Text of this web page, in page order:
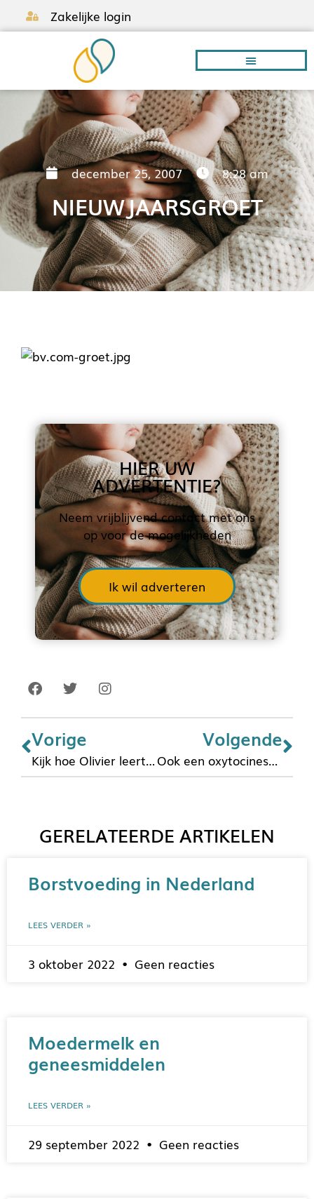
Zakelijke login
december 25, 2007 8:28 am
NIEUWJAARSGROET
HIER UW
ADVERTENTIE?
Neem vrijblijvend contact met ons
op voor de mogelijkheden
Ik wil adverteren
Vorige
Kijk hoe Olivier leert eten
Volgende
Ook een oxytocineshotje?
GERELATEERDE ARTIKELEN
Borstvoeding in Nederland
LEES VERDER »
3 oktober 2022 Geen reacties
Moedermelk en
geneesmiddelen
LEES VERDER »
29 september 2022 Geen reacties